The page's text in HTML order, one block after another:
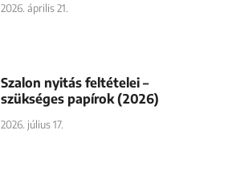
2026. április 21.
Szalon nyitás feltételei –
szükséges papírok (2026)
2026. július 17.